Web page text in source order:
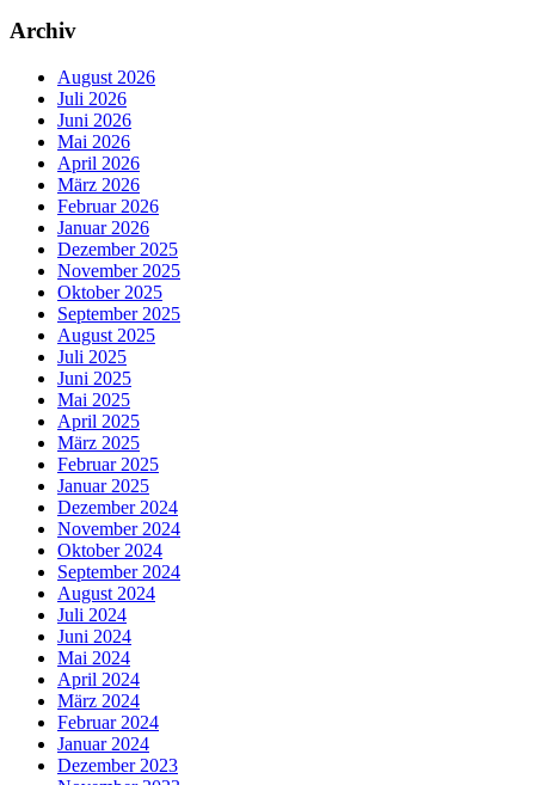
Archiv
August 2026
Juli 2026
Juni 2026
Mai 2026
April 2026
März 2026
Februar 2026
Januar 2026
Dezember 2025
November 2025
Oktober 2025
September 2025
August 2025
Juli 2025
Juni 2025
Mai 2025
April 2025
März 2025
Februar 2025
Januar 2025
Dezember 2024
November 2024
Oktober 2024
September 2024
August 2024
Juli 2024
Juni 2024
Mai 2024
April 2024
März 2024
Februar 2024
Januar 2024
Dezember 2023